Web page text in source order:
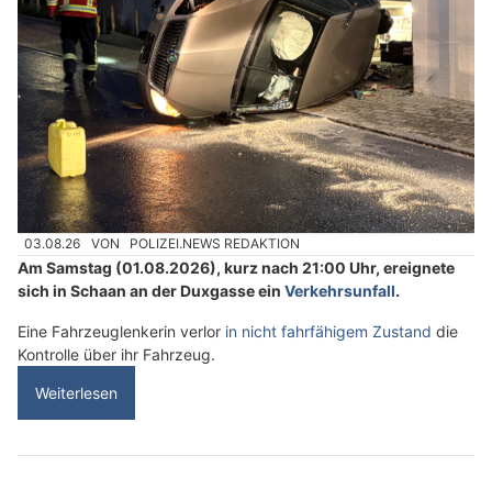
03.08.26 VON POLIZEI.NEWS REDAKTION
Am Samstag (01.08.2026), kurz nach 21:00 Uhr, ereignete
sich in Schaan an der Duxgasse ein Verkehrsunfall.
Eine Fahrzeuglenkerin verlor in nicht fahrfähigem Zustand die
Kontrolle über ihr Fahrzeug.
Weiterlesen